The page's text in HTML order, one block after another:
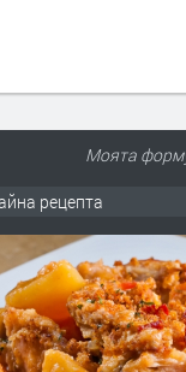
Моята
рецепта